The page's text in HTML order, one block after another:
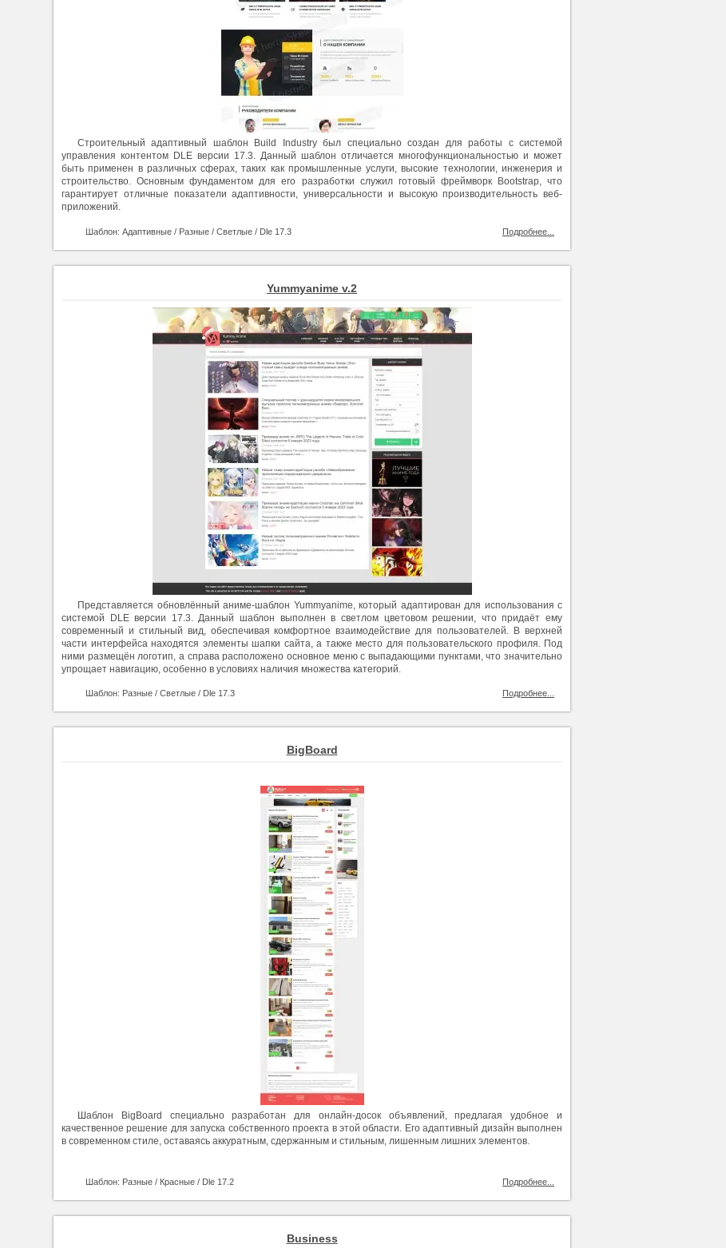
Строительный адаптивный шаблон Build Industry был специально создан для работы с системой
управления контентом DLE версии 17.3. Данный шаблон отличается многофункциональностью и может
быть применен в различных сферах, таких как промышленные услуги, высокие технологии, инженерия и
строительство. Основным фундаментом для его разработки служил готовый фреймворк Bootstrap, что
гарантирует отличные показатели адаптивности, универсальности и высокую производительность веб-
приложений.
Шаблон: Адаптивные / Разные / Светлые / Dle 17.3 Подробнее...
Yummyanime v.2
Представляется обновлённый аниме-шаблон Yummyanime, который адаптирован для использования с
системой DLE версии 17.3. Данный шаблон выполнен в светлом цветовом решении, что придаёт ему
современный и стильный вид, обеспечивая комфортное взаимодействие для пользователей. В верхней
части интерфейса находятся элементы шапки сайта, а также место для пользовательского профиля. Под
ними размещён логотип, а справа расположено основное меню с выпадающими пунктами, что значительно
упрощает навигацию, особенно в условиях наличия множества категорий.
Шаблон: Разные / Светлые / Dle 17.3 Подробнее...
BigBoard
Шаблон BigBoard специально разработан для онлайн-досок объявлений, предлагая удобное и
качественное решение для запуска собственного проекта в этой области. Его адаптивный дизайн выполнен
в современном стиле, оставаясь аккуратным, сдержанным и стильным, лишенным лишних элементов.
Шаблон: Разные / Красные / Dle 17.2 Подробнее...
Business